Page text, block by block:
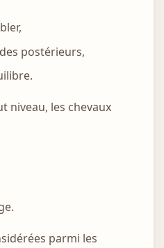
postérieurs,
niveau, les chevaux
parmi les